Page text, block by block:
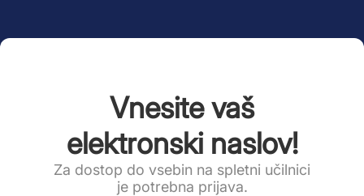
Vnesite vaš
elektronski naslov!
Za dostop do vsebin na spletni učilnici
je potrebna prijava.